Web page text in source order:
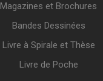
Magazines et Brochures
Bandes Dessinées
Livre à Spirale et Thèse
Livre de Poche